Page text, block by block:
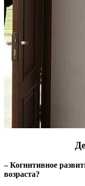
– Когнитивное
возраста?